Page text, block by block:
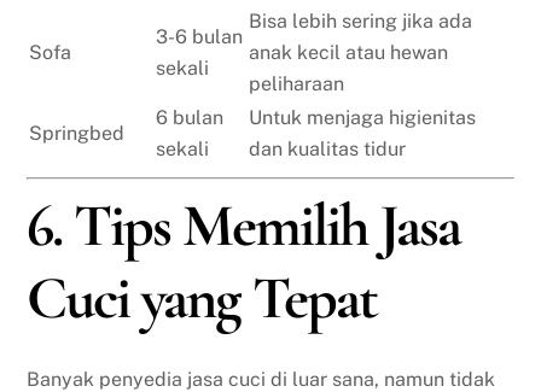
Sofa
3-6 bulan
sekali
Bisa lebih sering jika ada
anak kecil atau hewan
peliharaan
Springbed
6 bulan
sekali
Untuk menjaga higienitas
dan kualitas tidur
6. Tips Memilih Jasa
Cuci yang Tepat
Banyak penyedia jasa cuci di luar sana, namun tidak